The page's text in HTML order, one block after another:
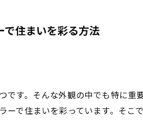
住まいを彩る方法
す。そんな外観の中でも特に
で住まいを彩っています。そ